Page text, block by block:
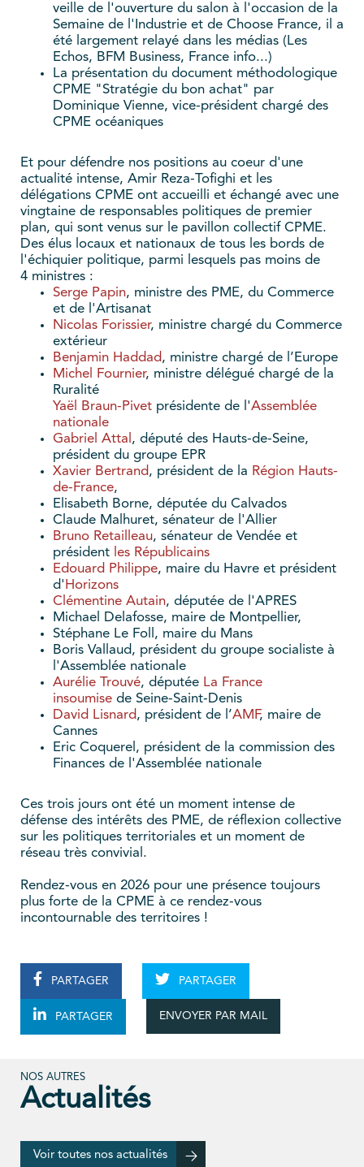
veille de l'ouverture du salon à l'occasion de la
Semaine de l'Industrie et de Choose France, il a
été largement relayé dans les médias (Les
Echos, BFM Business, France info...)
La présentation du document méthodologique
CPME "Stratégie du bon achat" par
Dominique Vienne, vice-président chargé des
CPME océaniques
Et pour défendre nos positions au coeur d'une
actualité intense, Amir Reza-Tofighi et les
délégations CPME ont accueilli et échangé avec une
vingtaine de responsables politiques de premier
plan, qui sont venus sur le pavillon collectif CPME.
Des élus locaux et nationaux de tous les bords de
l'échiquier politique, parmi lesquels pas moins de
4 ministres :
Serge Papin, ministre des PME, du Commerce
et de l'Artisanat
Nicolas Forissier, ministre chargé du Commerce
extérieur
Benjamin Haddad, ministre chargé de l’Europe
Michel Fournier, ministre délégué chargé de la
Ruralité
Yaël Braun-Pivet présidente de l'Assemblée
nationale
Gabriel Attal , député des Hauts-de-Seine,
président du groupe EPR
Xavier Bertrand, président de la Région Hauts-
de-France,
Elisabeth Borne, députée du Calvados
Claude Malhuret, sénateur de l'Allier
Bruno Retailleau, sénateur de Vendée et
président les Républicains
Edouard Philippe, maire du Havre et président
d' Horizons
Clémentine Autain, députée de l'APRES
Michael Delafosse, maire de Montpellier,
Stéphane Le Foll, maire du Mans
Boris Vallaud, président du groupe socialiste à
l'Assemblée nationale
Aurélie Trouvé, députée La France
insoumise de Seine-Saint-Denis
David Lisnard, président de l’AMF, maire de
Cannes
Eric Coquerel, président de la commission des
Finances de l'Assemblée nationale
Ces trois jours ont été un moment intense de
défense des intérêts des PME, de réflexion collective
sur les politiques territoriales et un moment de
réseau très convivial.
Rendez-vous en 2026 pour une présence toujours
plus forte de la CPME à ce rendez-vous
incontournable des territoires !
PARTAGER PARTAGER
PARTAGER ENVOYER PAR MAIL
NOS AUTRES
Actualités
Voir toutes nos actualités